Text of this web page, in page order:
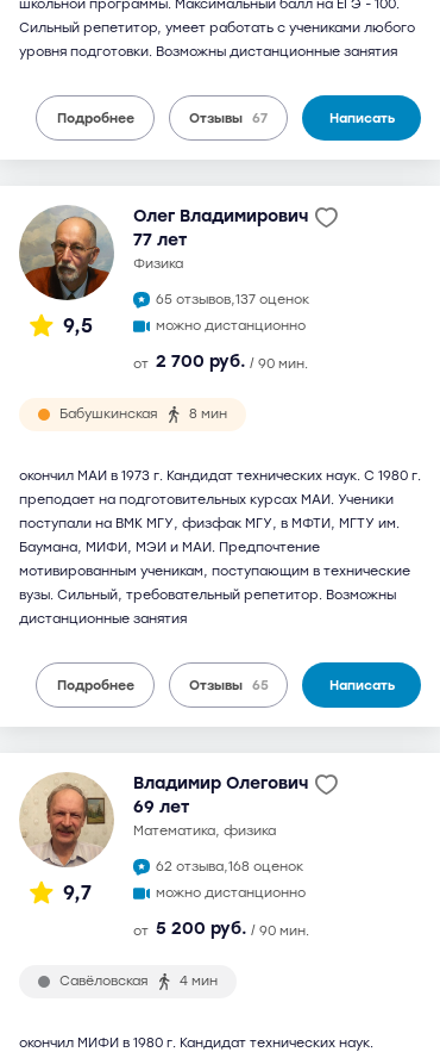
школьной программы. Максимальный балл на ЕГЭ - 100.
Сильный репетитор, умеет работать с учениками любого
уровня подготовки. Возможны дистанционные занятия
Подробнее Отзывы 67 Написать
9,5
Олег Владимирович
77 лет
физика
65 отзывов,137 оценок
можно дистанционно
от 2 700 руб. / 90 мин.
Бабушкинская 8 мин
окончил МАИ в 1973 г. Кандидат технических наук. С 1980 г.
преподает на подготовительных курсах МАИ. Ученики
поступали на ВМК МГУ, физфак МГУ, в МФТИ, МГТУ им.
Баумана, МИФИ, МЭИ и МАИ. Предпочтение
мотивированным ученикам, поступающим в технические
вузы. Сильный, требовательный репетитор. Возможны
дистанционные занятия
Подробнее Отзывы 65 Написать
9,7
Владимир Олегович
69 лет
математика, физика
62 отзыва,168 оценок
можно дистанционно
от 5 200 руб. / 90 мин.
Савёловская 4 мин
окончил МИФИ в 1980 г. Кандидат технических наук.